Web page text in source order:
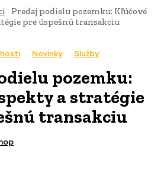
Predaj podielu pozemku: Kľúčové
pre úspešnú transakciu
Novinky Služby
pozemku:
a stratégie
transakciu